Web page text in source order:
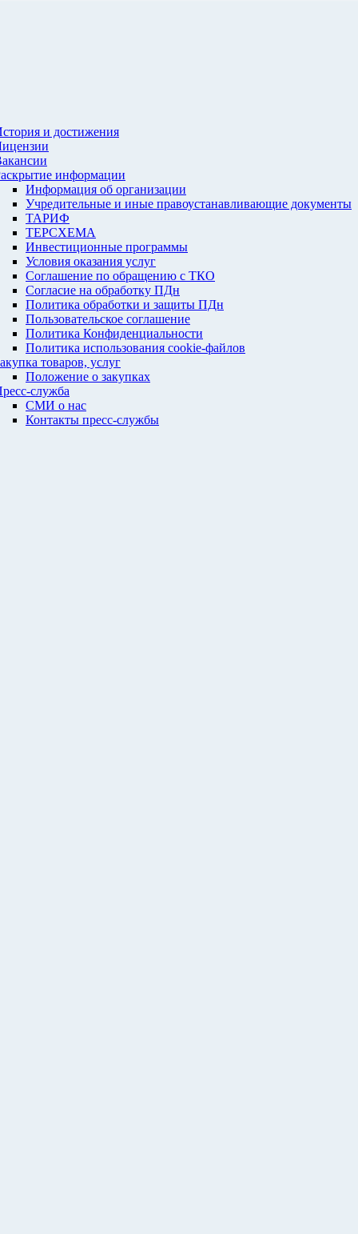
и достижения
информации
Информация об организации
Учредительные и иные правоустанавливающие документы
ТАРИФ
ТЕРСХЕМА
Инвестиционные программы
Условия оказания услуг
Соглашение по обращению с ТКО
Согласие на обработку ПДн
Политика обработки и защиты ПДн
Пользовательское соглашение
Политика Конфиденциальности
Политика использования cookie-файлов
товаров, услуг
Положение о закупках
служба
СМИ о нас
Контакты пресс-службы